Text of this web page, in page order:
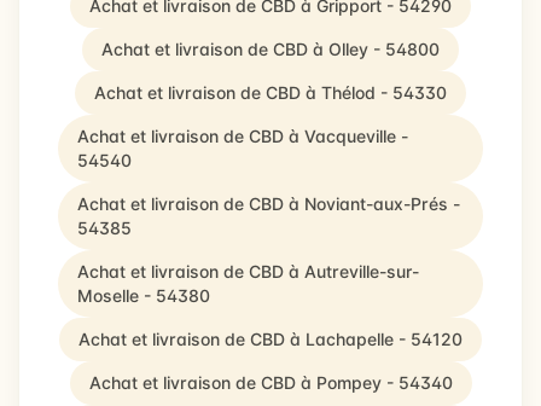
Achat et livraison de CBD à Gripport - 54290
Achat et livraison de CBD à Olley - 54800
Achat et livraison de CBD à Thélod - 54330
Achat et livraison de CBD à Vacqueville -
54540
Achat et livraison de CBD à Noviant-aux-Prés -
54385
Achat et livraison de CBD à Autreville-sur-
Moselle - 54380
Achat et livraison de CBD à Lachapelle - 54120
Achat et livraison de CBD à Pompey - 54340